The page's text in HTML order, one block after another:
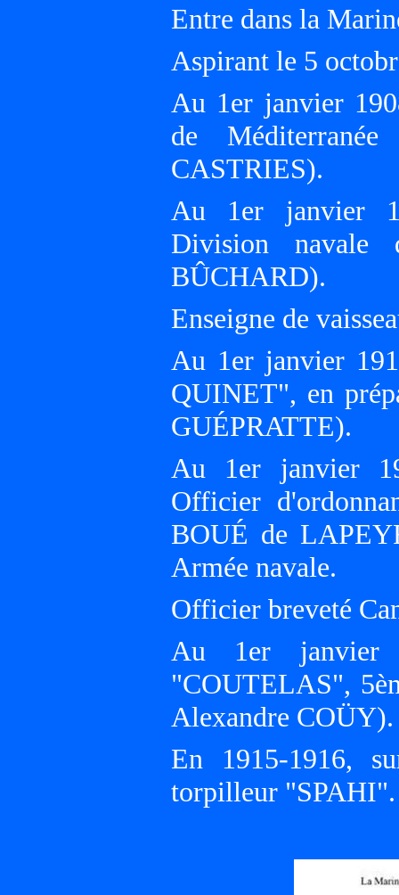
Entre dans la
Aspirant le 5
Au 1er janvier
de
CASTRIES).
Au 1er janvier
Division navale
BÛCHARD).
Enseigne de
Au 1er janvier
QUINET", en
GUÉPRATTE).
Au 1er janvier
Officier
BOUÉ de
Armée navale.
Officier breveté
Au 1er janvier
"COUTELAS",
Alexandre COÜY).
En 1915-1916,
torpilleur "SPAHI".